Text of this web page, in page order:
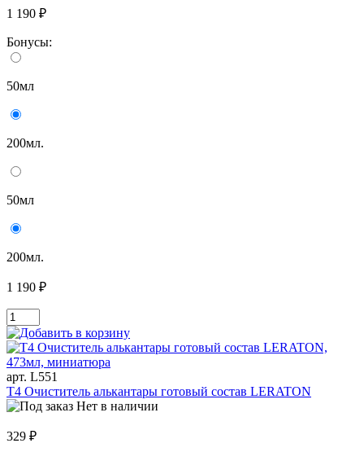
1 190 ₽
Бонусы:
50мл
200мл.
50мл
200мл.
1 190 ₽
арт. L551
T4 Очиститель алькантары готовый состав LERATON
Нет в наличии
329 ₽